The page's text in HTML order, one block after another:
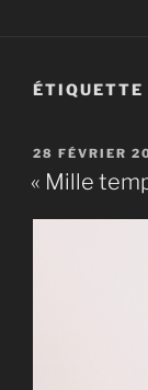
ÉTIQUETTE
PUBLIÉ
LE
28 FÉVRIER
« Mille